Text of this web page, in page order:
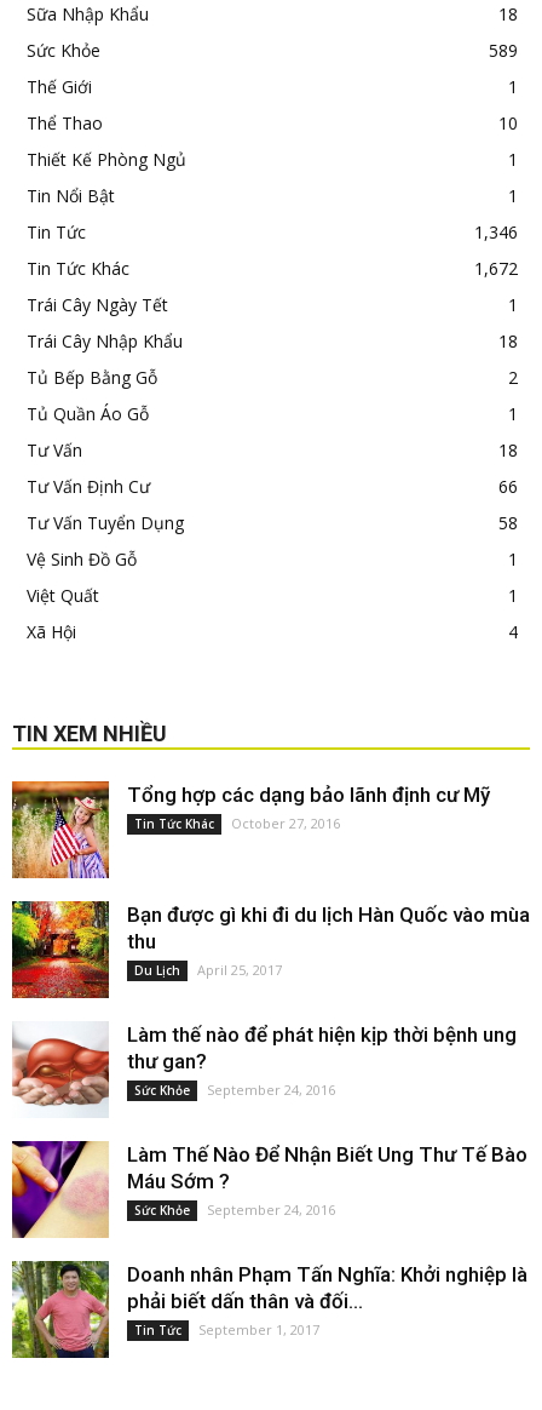
Sữa Nhập Khẩu
18
Sức Khỏe
589
Thế Giới
1
Thể Thao
10
Thiết Kế Phòng Ngủ
1
Tin Nổi Bật
1
Tin Tức
1,346
Tin Tức Khác
1,672
Trái Cây Ngày Tết
1
Trái Cây Nhập Khẩu
18
Tủ Bếp Bằng Gỗ
2
Tủ Quần Áo Gỗ
1
Tư Vấn
18
Tư Vấn Định Cư
66
Tư Vấn Tuyển Dụng
58
Vệ Sinh Đồ Gỗ
1
Việt Quất
1
Xã Hội
4
TIN XEM NHIỀU
Tổng hợp các dạng bảo lãnh định cư Mỹ
Tin Tức Khác October 27, 2016
Bạn được gì khi đi du lịch Hàn Quốc vào mùa
thu
Du Lịch April 25, 2017
Làm thế nào để phát hiện kịp thời bệnh ung
thư gan?
Sức Khỏe September 24, 2016
Làm Thế Nào Để Nhận Biết Ung Thư Tế Bào
Máu Sớm ?
Sức Khỏe September 24, 2016
Doanh nhân Phạm Tấn Nghĩa: Khởi nghiệp là
phải biết dấn thân và đối...
Tin Tức September 1, 2017